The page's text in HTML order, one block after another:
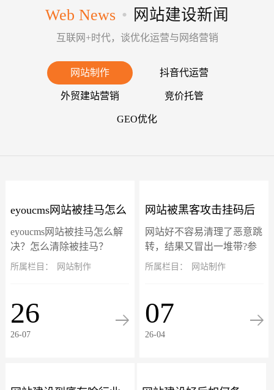
Web News • 网站建设新闻
互联网+时代，谈优化运营与网络营销
网站制作 抖音代运营
外贸建站营销 竞价托管
GEO优化
eyoucms网站被挂马怎么
解决？怎么清除被挂
马？
eyoucms网站被挂马怎么解
决？怎么清除被挂马？
eyoucms网站被挂马后一直
马！此篇文章以eyoucms开
源系...
所属栏目： 网站制作
26
26-07
网站被黑客攻击挂码后
冒出了一堆带"?参数"的
虚假页面怎么解决？
网站好不容易清理了恶意跳
转，结果又冒出一堆带?参
数的虚假页面，确实让人头
擎（如百度）在你网站被攻
击期间抓取并...
所属栏目： 网站制作
07
26-04